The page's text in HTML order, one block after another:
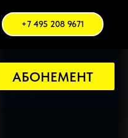
+7 495 208 9671
АБОНЕМЕНТ